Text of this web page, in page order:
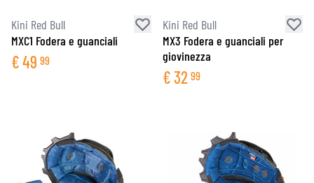
Kini Red Bull
MXC1 Fodera e guanciali
€49 99
Kini Red Bull
MX3 Fodera e guanciali per
giovinezza
€32 99